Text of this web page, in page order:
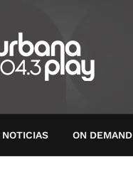
NOTICIAS ON DEMAND